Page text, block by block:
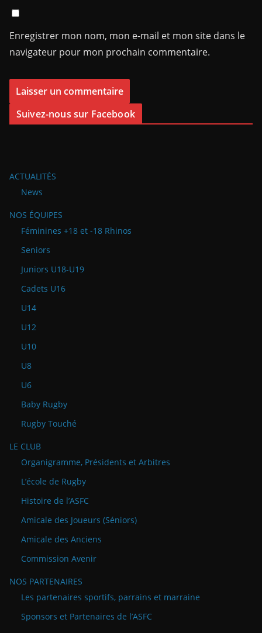
Enregistrer mon nom, mon e-mail et mon site dans le
navigateur pour mon prochain commentaire.
Suivez-nous sur Facebook
ACTUALITÉS
News
NOS ÉQUIPES
Féminines +18 et -18 Rhinos
Seniors
Juniors U18-U19
Cadets U16
U14
U12
U10
U8
U6
Baby Rugby
Rugby Touché
LE CLUB
Organigramme, Présidents et Arbitres
L’école de Rugby
Histoire de l’ASFC
Amicale des Joueurs (Séniors)
Amicale des Anciens
Commission Avenir
NOS PARTENAIRES
Les partenaires sportifs, parrains et marraine
Sponsors et Partenaires de l’ASFC